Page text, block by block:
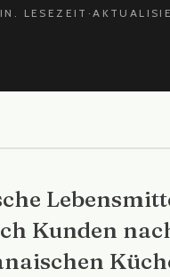
LESEZEIT ·
Kunden